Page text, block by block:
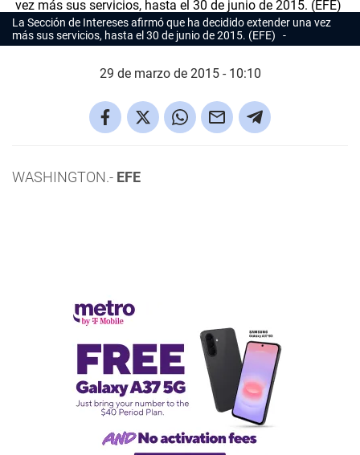
La Sección de Intereses afirmó que ha decidido extender una vez
más sus servicios, hasta el 30 de junio de 2015. (EFE)
29 de marzo de 2015 - 10:10
WASHINGTON.- EFE